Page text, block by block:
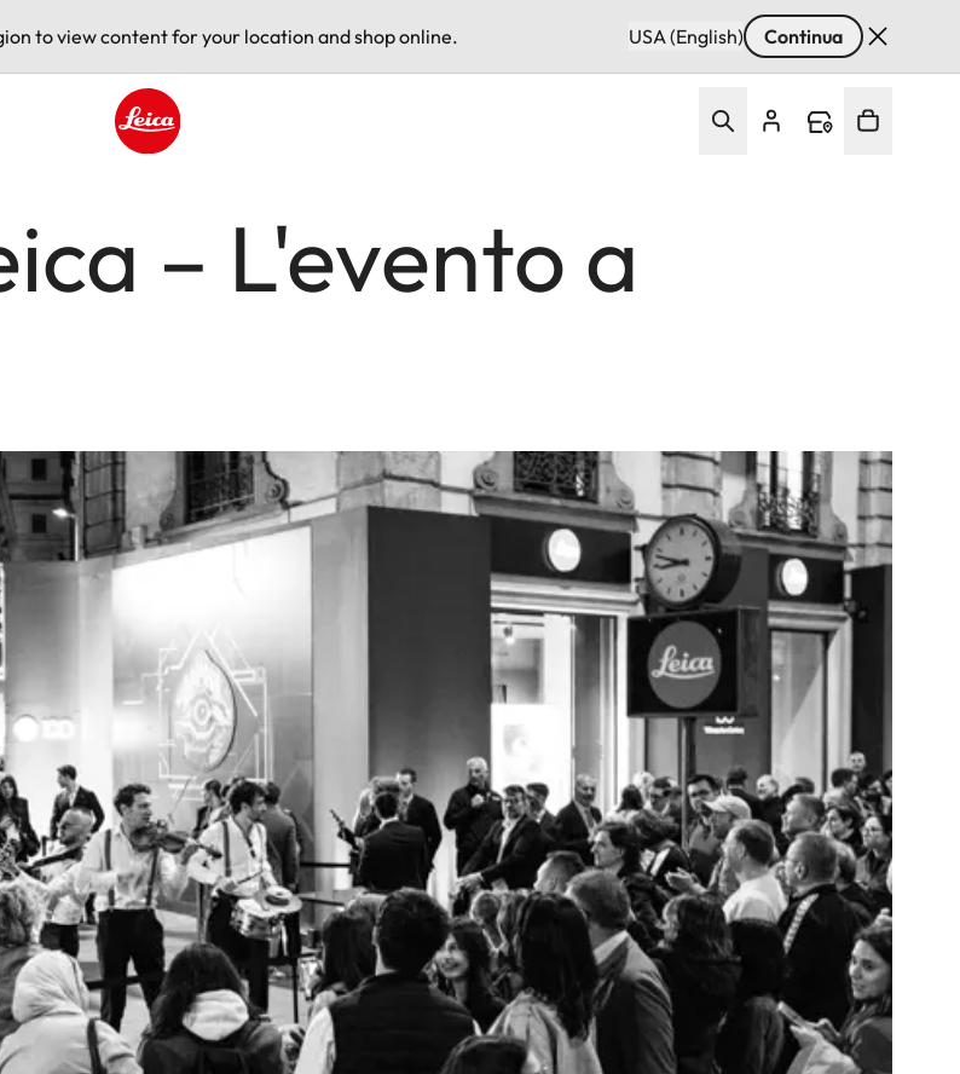
to view content for your location and shop online. USA (English) Continua
– L'evento a